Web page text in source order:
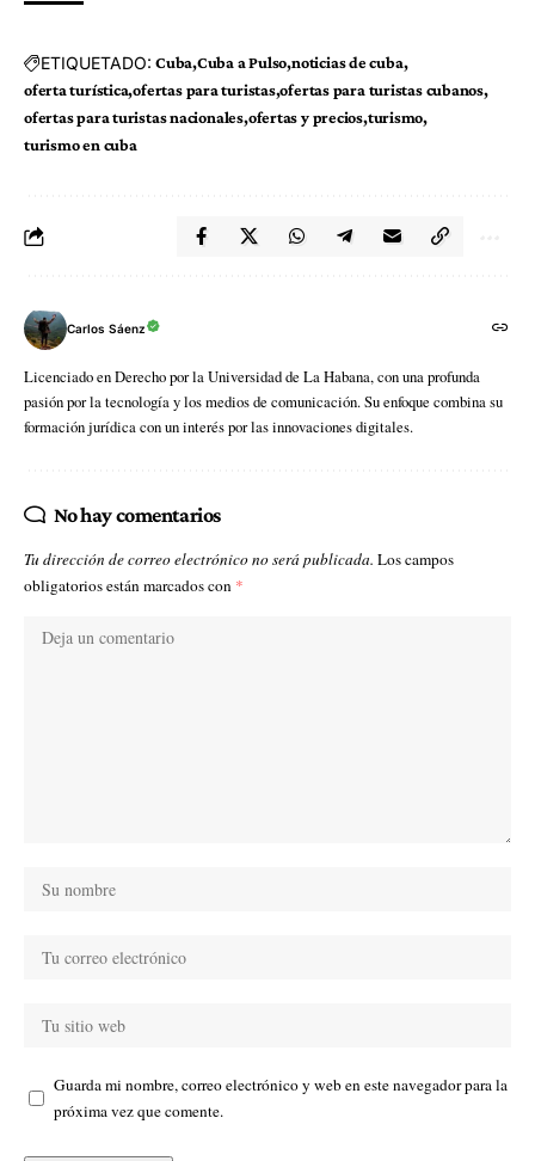
ETIQUETADO: Cuba Cuba a Pulso noticias de cuba
oferta turística ofertas para turistas ofertas para turistas cubanos
ofertas para turistas nacionales ofertas y precios turismo
turismo en cuba
Carlos Sáenz
Licenciado en Derecho por la Universidad de La Habana, con una profunda
pasión por la tecnología y los medios de comunicación. Su enfoque combina su
formación jurídica con un interés por las innovaciones digitales.
No hay comentarios
Tu dirección de correo electrónico no será publicada. Los campos
obligatorios están marcados con *
Guarda mi nombre, correo electrónico y web en este navegador para la
próxima vez que comente.